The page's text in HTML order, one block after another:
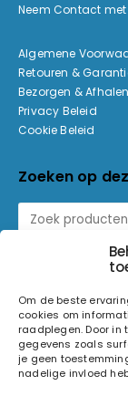
Om de beste
cookies om
raadplegen. Door in
gegevens zoals
je geen
nadelige invloed
Neem Contact
Algemene
Retouren &
Bezorgen & Afhalen
Privacy Beleid
Cookie Beleid
Zoeken op